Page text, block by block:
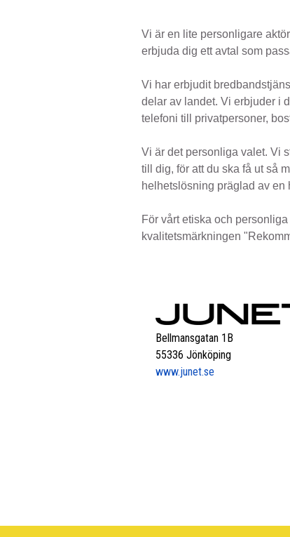
Vi är en lite personligare
erbjuda dig ett avtal som
Vi har erbjudit
delar av landet. Vi erbjuder i
telefoni till privatpersoner,
Vi är det personliga valet. Vi
till dig, för att du ska få ut så
helhetslösning präglad av en
För vårt etiska och
kvalitetsmärkningen
Bellmansgatan 1B
55336 Jönköping
www.junet.se